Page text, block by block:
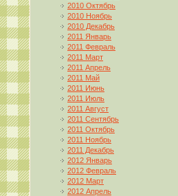
2010 Октябрь
2010 Ноябрь
2010 Декабрь
2011 Январь
2011 Февраль
2011 Март
2011 Апрель
2011 Май
2011 Июнь
2011 Июль
2011 Август
2011 Сентябрь
2011 Октябрь
2011 Ноябрь
2011 Декабрь
2012 Январь
2012 Февраль
2012 Март
2012 Апрель